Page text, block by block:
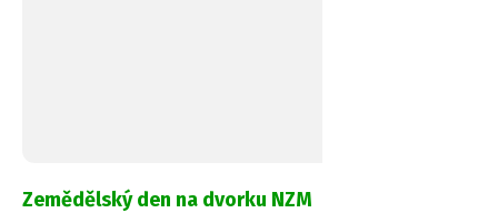
Zemědělský den na dvorku NZM